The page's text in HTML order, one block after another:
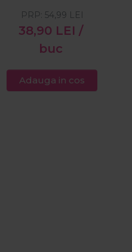
38,90 LEI /
buc
PRP: 54,99 LEI
Adauga in cos